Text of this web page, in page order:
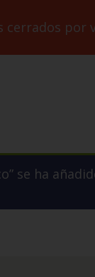
cerrados por
se ha